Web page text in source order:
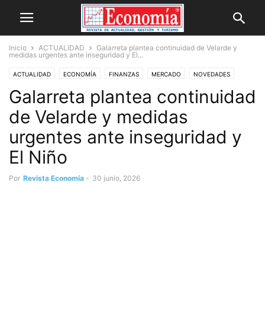
Inicio ACTUALIDAD
Galarreta plantea continuidad de Velarde y
medidas urgentes ante inseguridad y El...
ACTUALIDAD ECONOMÍA FINANZAS MERCADO NOVEDADES
POLÍTICA
Galarreta plantea continuidad
de Velarde y medidas
urgentes ante inseguridad y
El Niño
Por Revista Economía - 30 junio, 2026